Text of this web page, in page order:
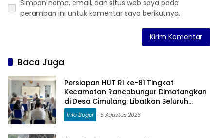
Simpan nama, email, dan situs web saya pada
peramban ini untuk komentar saya berikutnya.
Baca Juga
Persiapan HUT RI ke-81 Tingkat
Kecamatan Rancabungur Dimatangkan
di Desa Cimulang, Libatkan Seluruh
Elemen Masyarakat
Info Bogor 5 Agustus 2026